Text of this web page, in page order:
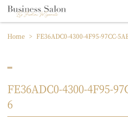
Home > FE36ADC0-4300-4F95-97CC-
FE36ADC0-4300-4F95-
6